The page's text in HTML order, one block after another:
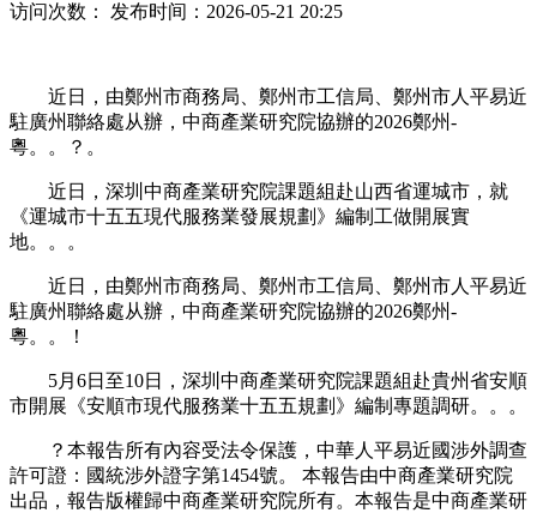
访问次数： 发布时间：2026-05-21 20:25
近日，由鄭州市商務局、鄭州市工信局、鄭州市人平易近
駐廣州聯絡處从辦，中商產業研究院協辦的2026鄭州-
粵。。？。
近日，深圳中商產業研究院課題組赴山西省運城市，就
《運城市十五五現代服務業發展規劃》編制工做開展實
地。。。
近日，由鄭州市商務局、鄭州市工信局、鄭州市人平易近
駐廣州聯絡處从辦，中商產業研究院協辦的2026鄭州-
粵。。！
5月6日至10日，深圳中商產業研究院課題組赴貴州省安順
市開展《安順市現代服務業十五五規劃》編制專題調研。。。
？本報告所有內容受法令保護，中華人平易近國涉外調查
許可證：國統涉外證字第1454號。 本報告由中商產業研究院
出品，報告版權歸中商產業研究院所有。本報告是中商產業研